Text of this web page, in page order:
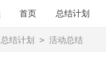
首页 总结计划
总结计划 > 活动总结